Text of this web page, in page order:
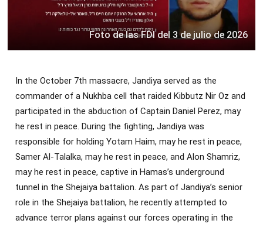
Foto de las FDI del 3 de julio de 2026
In the October 7th massacre, Jandiya served as the
commander of a Nukhba cell that raided Kibbutz Nir Oz and
participated in the abduction of Captain Daniel Perez, may
he rest in peace. During the fighting, Jandiya was
responsible for holding Yotam Haim, may he rest in peace,
Samer Al-Talalka, may he rest in peace, and Alon Shamriz,
may he rest in peace, captive in Hamas’s underground
tunnel in the Shejaiya battalion. As part of Jandiya’s senior
role in the Shejaiya battalion, he recently attempted to
advance terror plans against our forces operating in the